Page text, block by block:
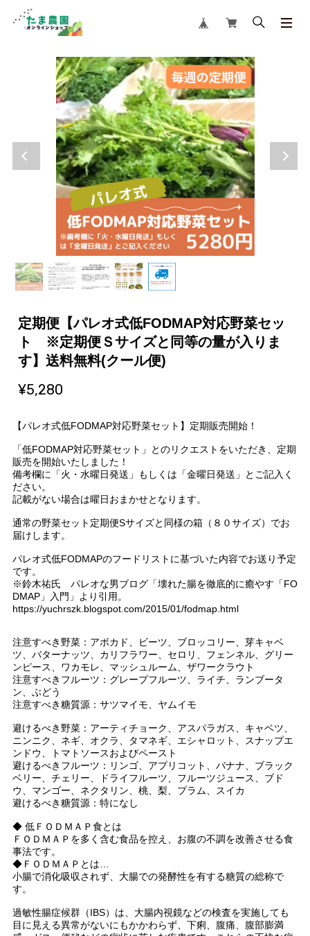
定期便【パレオ式低FODMAP対応野菜セッ
ト ※定期便Ｓサイズと同等の量が入りま
す】送料無料(クール便)
¥5,280
【パレオ式低FODMAP対応野菜セット】定期販売開始！
「低FODMAP対応野菜セット」とのリクエストをいただき、定期
販売を開始いたしました！
備考欄に「火・水曜日発送」もしくは「金曜日発送」とご記入く
ださい。
記載がない場合は曜日おまかせとなります。
通常の野菜セット定期便Sサイズと同様の箱（８０サイズ）でお
届けします。
パレオ式低FODMAPのフードリストに基づいた内容でお送り予定
です。
※鈴木祐氏 パレオな男ブログ「壊れた腸を徹底的に癒やす「FO
DMAP」入門」より引用。
https://yuchrszk.blogspot.com/2015/01/fodmap.html
注意すべき野菜：アボカド、ビーツ、ブロッコリー、芽キャベ
ツ、バターナッツ、カリフラワー、セロリ、フェンネル、グリー
ンピース、ワカモレ、マッシュルーム、ザワークラウト
注意すべきフルーツ：グレープフルーツ、ライチ、ランブータ
ン、ぶどう
注意すべき糖質源：サツマイモ、ヤムイモ
避けるべき野菜：アーティチョーク、アスパラガス、キャベツ、
ニンニク、ネギ、オクラ、タマネギ、エシャロット、スナップエ
ンドウ、トマトソースおよびペースト
避けるべきフルーツ：リンゴ、アプリコット、バナナ、ブラック
ベリー、チェリー、ドライフルーツ、フルーツジュース、ブド
ウ、マンゴー、ネクタリン、桃、梨、プラム、スイカ
避けるべき糖質源：特になし
◆ 低ＦＯＤＭＡＰ食とは
ＦＯＤＭＡＰを多く含む食品を控え、お腹の不調を改善させる食
事法です。
◆ＦＯＤＭＡＰとは…
小腸で消化吸収されず、大腸での発酵性を有する糖質の総称で
す。
過敏性腸症候群（IBS）は、大腸内視鏡などの検査を実施しても
目に見える異常がないにもかかわらず、下痢、腹痛、腹部膨満